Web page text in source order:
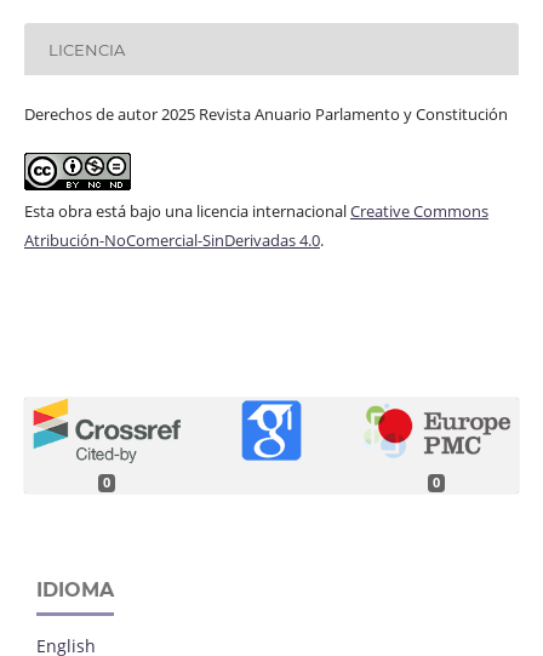
LICENCIA
Derechos de autor 2025 Revista Anuario Parlamento y Constitución
Esta obra está bajo una licencia internacionalCreative Commons
Atribución-NoComercial-SinDerivadas 4.0.
0 0
IDIOMA
English